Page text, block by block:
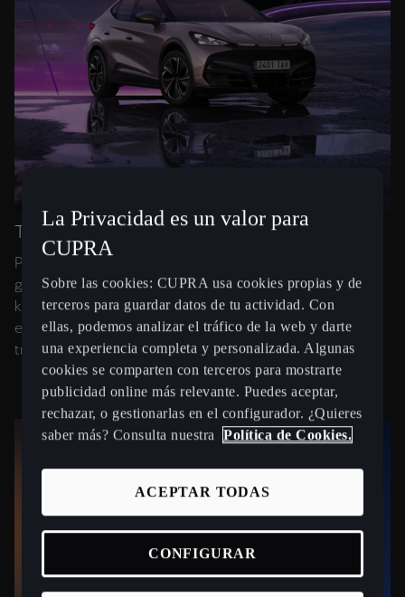
TUS GANAS NO SE APAGAN.
Para que lo tuyo sea solo disfrutarlo, te ofrecemos una
garantía de la batería de alto voltaje de 8 años o 160.000
km, lo que primero ocurra. Y en caso de los 100%
eléctricos, adicionalmente, un 70% de salud de la batería
tras dicho periodo.
La Privacidad es un valor para
CUPRA
Sobre las cookies: CUPRA usa cookies propias y de
terceros para guardar datos de tu actividad. Con
ellas, podemos analizar el tráfico de la web y darte
una experiencia completa y personalizada. Algunas
cookies se comparten con terceros para mostrarte
publicidad online más relevante. Puedes aceptar,
rechazar, o gestionarlas en el configurador. ¿Quieres
saber más? Consulta nuestra
Política de Cookies.
ACEPTAR TODAS
CONFIGURAR